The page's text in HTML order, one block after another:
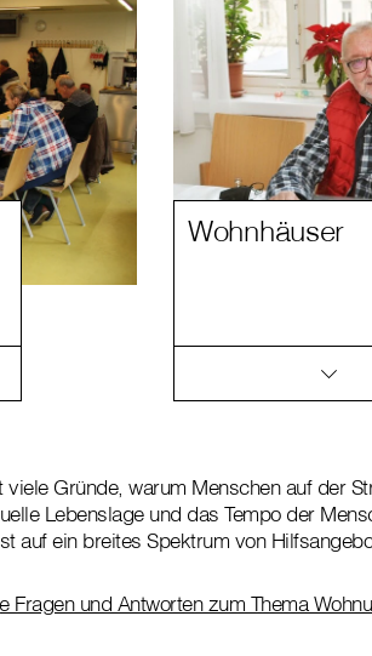
Wohnhäuser
viele Gründe, warum Menschen auf der
Lebenslage und das Tempo der
auf ein breites Spektrum von
Fragen und Antworten zum Thema